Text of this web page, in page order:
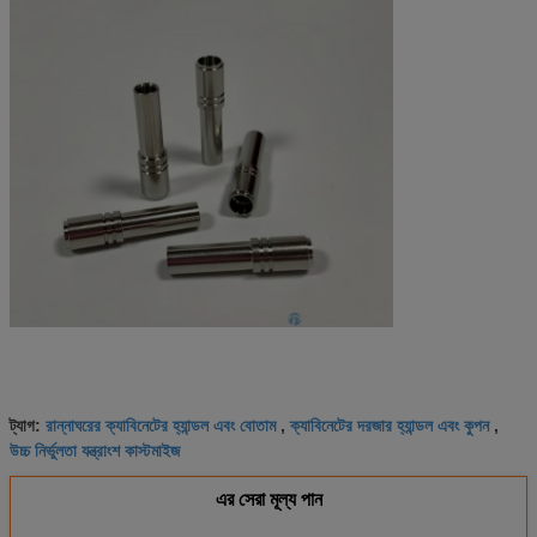
ট্যাগ: রান্নাঘরের ক্যাবিনেটের হ্যান্ডল এবং বোতাম,ক্যাবিনেটের দরজার হ্যান্ডল এবং কুপন,
উচ্চ নির্ভুলতা যন্ত্রাংশ কাস্টমাইজ
এর সেরা মূল্য পান